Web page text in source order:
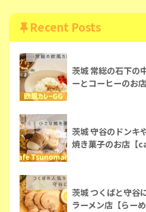
Recent Posts
茨城 常総の石下の
ーとコーヒーのお
茨城 守谷のドンキ
焼き菓子のお店【
茨城 つくばと守谷
ラーメン店【らーめ